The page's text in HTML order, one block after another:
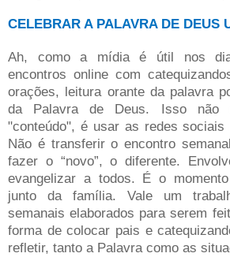
CELEBRAR A PALAVRA DE DEUS
Ah, como a mídia é útil nos
encontros online com
orações, leitura orante da palavra
da Palavra de Deus. Isso não
"conteúdo", é usar as redes
Não é transferir o encontro
fazer o “novo”, o diferente.
evangelizar a todos. É o
junto da família. Vale um
semanais elaborados para serem
forma de colocar pais e
refletir, tanto a Palavra como as